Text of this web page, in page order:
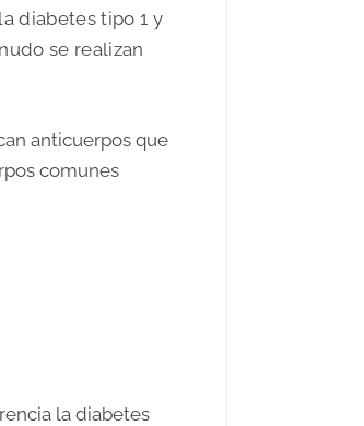
diabetes tipo 1 y
se realizan
anticuerpos que
comunes
la diabetes